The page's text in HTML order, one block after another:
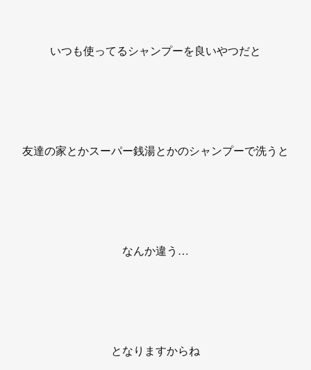
いつも使ってるシャンプーを良いやつだと
友達の家とかスーパー銭湯とかのシャンプーで洗うと
なんか違う…
となりますからね